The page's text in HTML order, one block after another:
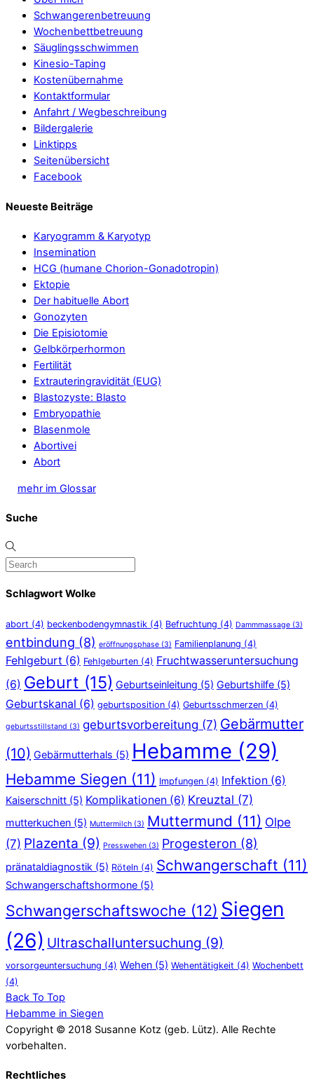
Schwangerenbetreuung
Wochenbettbetreuung
Säuglingsschwimmen
Kinesio-Taping
Kostenübernahme
Kontaktformular
Anfahrt / Wegbeschreibung
Bildergalerie
Linktipps
Seitenübersicht
Facebook
Neueste Beiträge
Karyogramm & Karyotyp
Insemination
HCG (humane Chorion-Gonadotropin)
Ektopie
Der habituelle Abort
Gonozyten
Die Episiotomie
Gelbkörperhormon
Fertilität
Extrauteringravidität (EUG)
Blastozyste: Blasto
Embryopathie
Blasenmole
Abortivei
Abort
mehr im Glossar
Suche
Schlagwort Wolke
abort (4) beckenbodengymnastik (4) Befruchtung (4) Dammmassage (3)
entbindung (8) eröffnungsphase (3) Familienplanung (4)
Fehlgeburt (6) Fehlgeburten (4) Fruchtwasseruntersuchung
(6) Geburt (15) Geburtseinleitung (5) Geburtshilfe (5)
Geburtskanal (6) geburtsposition (4) Geburtsschmerzen (4)
geburtsstillstand (3) geburtsvorbereitung (7) Gebärmutter
(10) Gebärmutterhals (5) Hebamme (29)
Hebamme Siegen (11) Impfungen (4) Infektion (6)
Kaiserschnitt (5) Komplikationen (6) Kreuztal (7)
mutterkuchen (5) Muttermilch (3) Muttermund (11) Olpe
(7) Plazenta (9) Presswehen (3) Progesteron (8)
pränataldiagnostik (5) Röteln (4) Schwangerschaft (11)
Schwangerschaftshormone (5)
Schwangerschaftswoche (12) Siegen
(26) Ultraschalluntersuchung (9)
vorsorgeuntersuchung (4) Wehen (5) Wehentätigkeit (4) Wochenbett
(4)
Back To Top
Hebamme in Siegen
Copyright © 2018 Susanne Kotz (geb. Lütz). Alle Rechte
vorbehalten.
Rechtliches